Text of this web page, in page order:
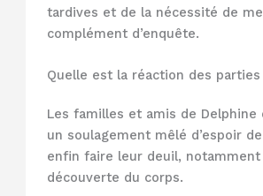
tardives et de la nécessité de
complément d’enquête.
Quelle est la réaction des
Les familles et amis de Delphine
un soulagement mêlé d’espoir
enfin faire leur deuil, notamment
découverte du corps.